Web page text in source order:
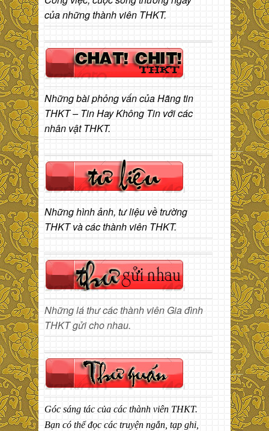
của những thành viên THKT.
Những bài phỏng vấn của Hãng tin
THKT – Tin Hay Không Tin với các
nhân vật THKT.
Những hình ảnh, tư liệu về trường
THKT và các thành viên THKT.
Những lá thư các thành viên Gia đình
THKT gửi cho nhau.
Góc sáng tác của các thành viên THKT.
Bạn có thể đọc các truyện ngắn, tạp ghi,